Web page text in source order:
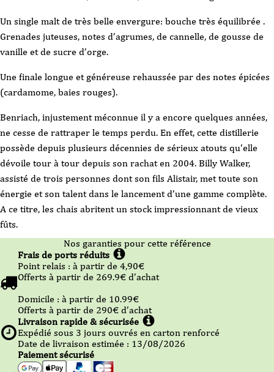
Un single malt de très belle envergure: bouche très équilibrée .
Grenades juteuses, notes d’agrumes, de cannelle, de gousse de
vanille et de sucre d’orge.
Une finale longue et généreuse rehaussée par des notes épicées
(cardamome, baies rouges).
Benriach, injustement méconnue il y a encore quelques années,
ne cesse de rattraper le temps perdu. En effet, cette distillerie
possède depuis plusieurs décennies de sérieux atouts qu'elle
dévoile tour à tour depuis son rachat en 2004. Billy Walker,
assisté de trois personnes dont son fils Alistair, met toute son
énergie et son talent dans le lancement d’une gamme complète.
A ce titre, les chais abritent un stock impressionnant de vieux
fûts.
Nos garanties pour cette référence
Frais de ports réduits
Point relais : à partir de 4,90€
Offerts à partir de 269.9€ d’achat
Domicile : à partir de 10.99€
Offerts à partir de 290€ d’achat
Livraison rapide & sécurisée
Expédié sous 3 jours ouvrés en carton renforcé
Date de livraison estimée : 13/08/2026
Paiement sécurisé